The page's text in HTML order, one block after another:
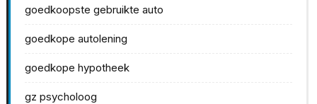
goedkoopste gebruikte auto
goedkope autolening
goedkope hypotheek
gz psycholoog